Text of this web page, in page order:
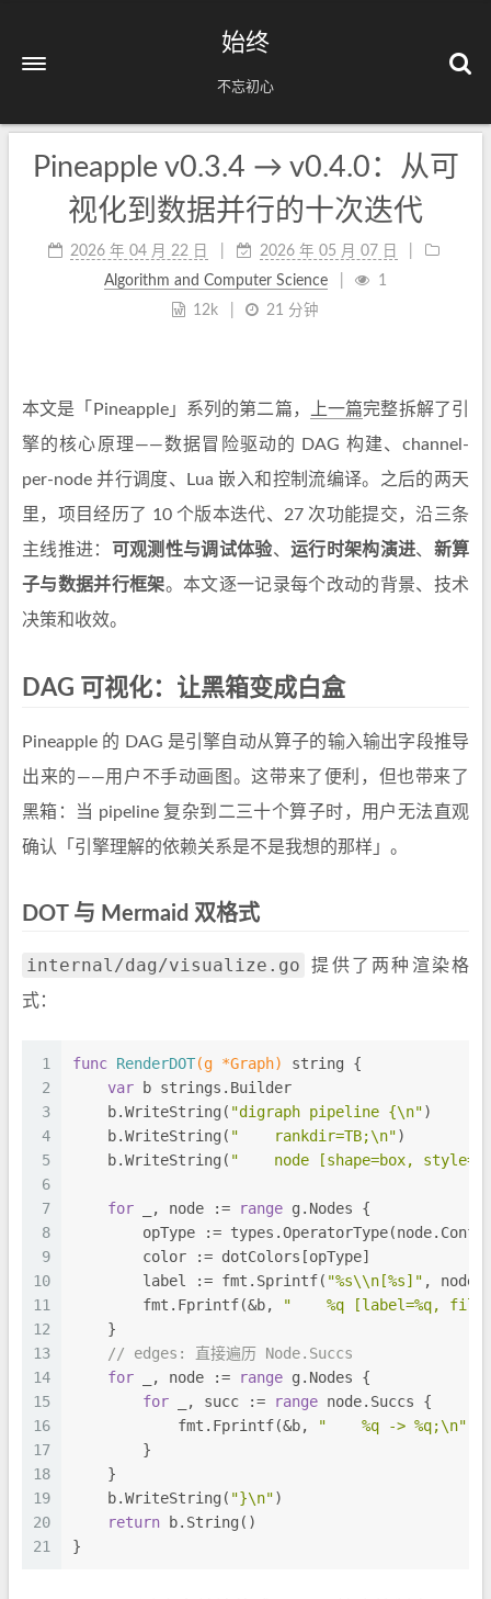
始终
不忘初心
Pineapple v0.3.4 → v0.4.0：从可
视化到数据并行的十次迭代
2026 年 04 月 22 日
2026 年 05 月 07 日
Algorithm and Computer Science
1
12k
21 分钟
本文是「Pineapple」系列的第二篇， 上一篇完整拆解了引
擎的核心原理——数据冒险驱动的 DAG 构建、channel-
per-node 并行调度、Lua 嵌入和控制流编译。之后的两天
里，项目经历了 10 个版本迭代、27 次功能提交，沿三条
主线推进：
可观测性与调试体验、运行时架构演进、 新算
子与数据并行框架。本文逐一记录每个改动的背景、技术
决策和收效。
DAG 可视化：让黑箱变成白盒
Pineapple 的 DAG 是引擎自动从算子的输入输出字段推导
出来的——用户不手动画图。这带来了便利，但也带来了
黑箱：当 pipeline 复杂到二三十个算子时，用户无法直观
确认「引擎理解的依赖关系是不是我想的那样」。
DOT 与 Mermaid 双格式
internal/dag/visualize.go
提供了两种渲染格
式：
1
2
3
4
5
6
7
8
9
10
11
12
13
14
15
16
17
18
19
20
21
func RenderDOT(g *Graph) string {
var b strings.Builder
    b.WriteString(
"digraph pipeline {\n")
    b.WriteString(
"    rankdir=TB;\n")
    b.WriteString(
"    node [shape=box,
for _, node := range g.Nodes {
opType :=
        color := dotColors[opType]
        label := fmt.Sprintf(
"%s\\n[%s]" ,
        fmt.Fprintf(&b,
"    %q [label=%q,
    }
// edges: 直接遍历 Node.Succs
for _, node := range g.Nodes {
for _, succ := range node.Succs {
            fmt.Fprintf(&b,
"    %q -> %q;\n"
        }
    }
    b.WriteString(
"}\n")
return b.String()
}